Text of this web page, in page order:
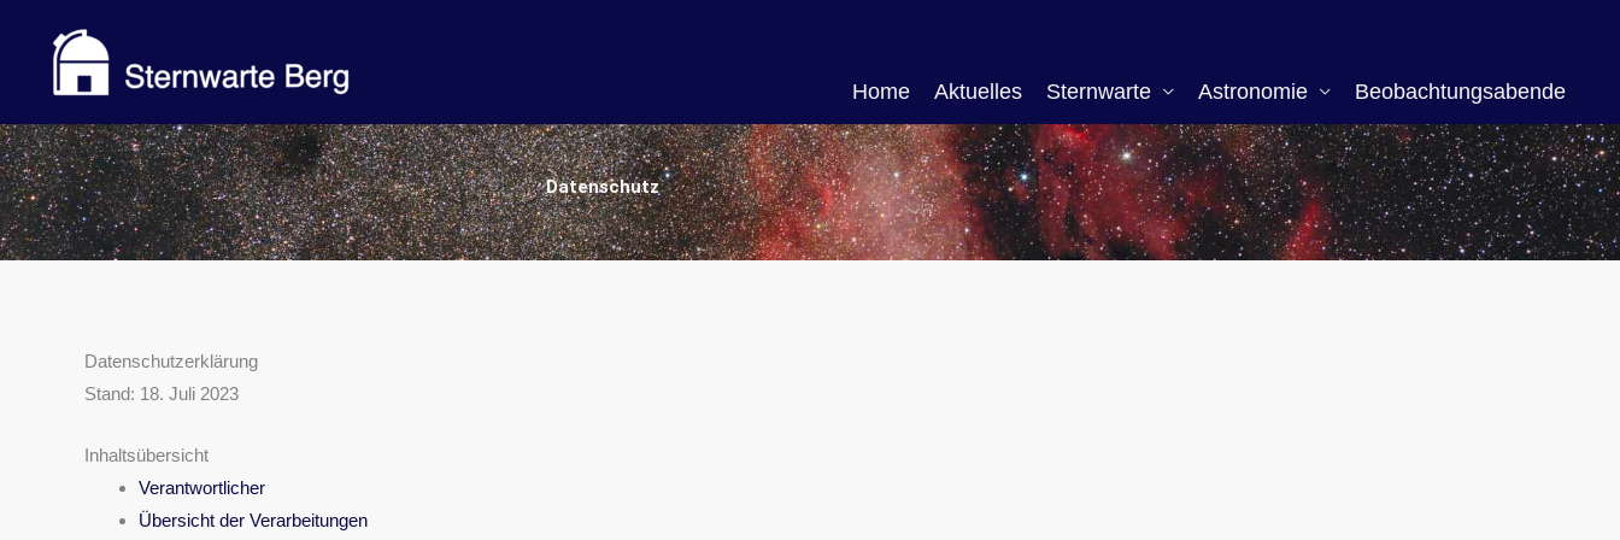
Home Aktuelles Sternwarte Astronomie Beobachtungsabende
Datenschutz
Datenschutzerklärung
Stand: 18. Juli 2023
Inhaltsübersicht
Verantwortlicher
Übersicht der Verarbeitungen